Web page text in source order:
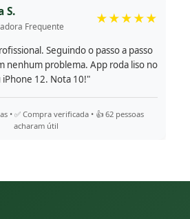
S.
Frequente
★★★★★
Seguindo o passo a passo
nenhum problema. App roda liso no
iPhone 12. Nota 10!"
• ✅ Compra verificada • 👍 62 pessoas
acharam útil